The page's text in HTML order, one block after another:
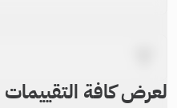
لعرض كافة